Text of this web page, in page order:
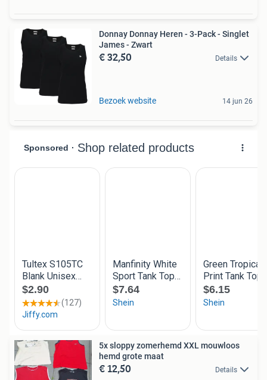
Donnay Donnay Heren - 3-Pack - Singlet
James - Zwart
€ 32,50 Details
Bezoek website 14 jun 26
5x sloppy zomerhemd XXL mouwloos
hemd grote maat
€ 12,50 Details